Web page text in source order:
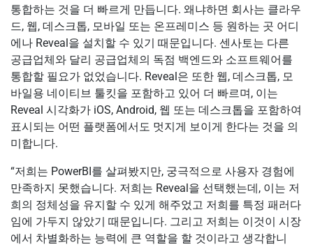
통합하는 것을 더 빠르게 만듭니다. 왜냐하면 회사는 클라우
드, 웹, 데스크톱, 모바일 또는 온프레미스 등 원하는 곳 어디
에나 Reveal을 설치할 수 있기 때문입니다. 센사토는 다른
공급업체와 달리 공급업체의 독점 백엔드와 소프트웨어를
통합할 필요가 없었습니다. Reveal은 또한 웹, 데스크톱, 모
바일용 네이티브 툴킷을 포함하고 있어 더 빠르며, 이는
Reveal 시각화가 iOS, Android, 웹 또는 데스크톱을 포함하여
표시되는 어떤 플랫폼에서도 멋지게 보이게 한다는 것을 의
미합니다.
“저희는 PowerBI를 살펴봤지만, 궁극적으로 사용자 경험에
만족하지 못했습니다. 저희는 Reveal을 선택했는데, 이는 저
희의 정체성을 유지할 수 있게 해주었고 저희를 특정 패러다
임에 가두지 않았기 때문입니다. 그리고 저희는 이것이 시장
에서 차별화하는 능력에 큰 역할을 할 것이라고 생각합니